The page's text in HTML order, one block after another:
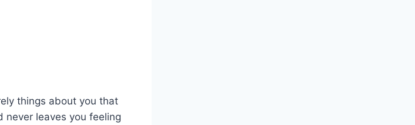
things about you that
never leaves you feeling